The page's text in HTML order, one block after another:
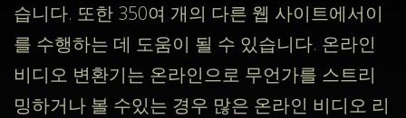
습니다. 또한 350여 개의 다른 웹 사이트에서이
를 수행하는 데 도움이 될 수 있습니다. 온라인
비디오 변환기는 온라인으로 무언가를 스트리
밍하거나 볼 수있는 경우 많은 온라인 비디오 리